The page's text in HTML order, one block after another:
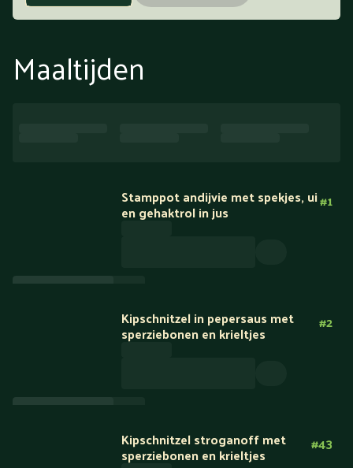
Maaltijden
Stamppot andijvie met spekjes, ui
en gehaktrol in jus
#1
Kipschnitzel in pepersaus met
sperziebonen en krieltjes
#2
Kipschnitzel stroganoff met
sperziebonen en krieltjes
#43